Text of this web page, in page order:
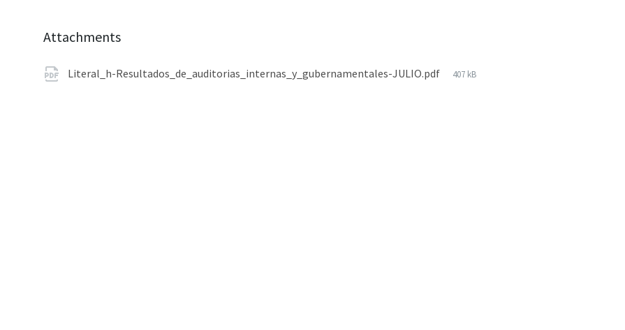
Attachments
Literal_h-Resultados_de_auditorias_internas_y_gubernamentales-JULIO.pdf 407 kB